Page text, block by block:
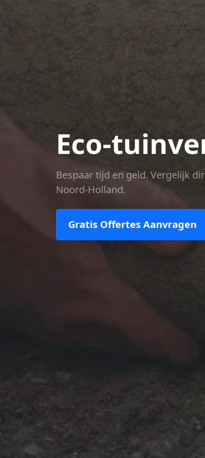
Eco-
Bespaar tijd en geld. Vergelijk
Noord-Holland.
Gratis Offertes Aanvragen